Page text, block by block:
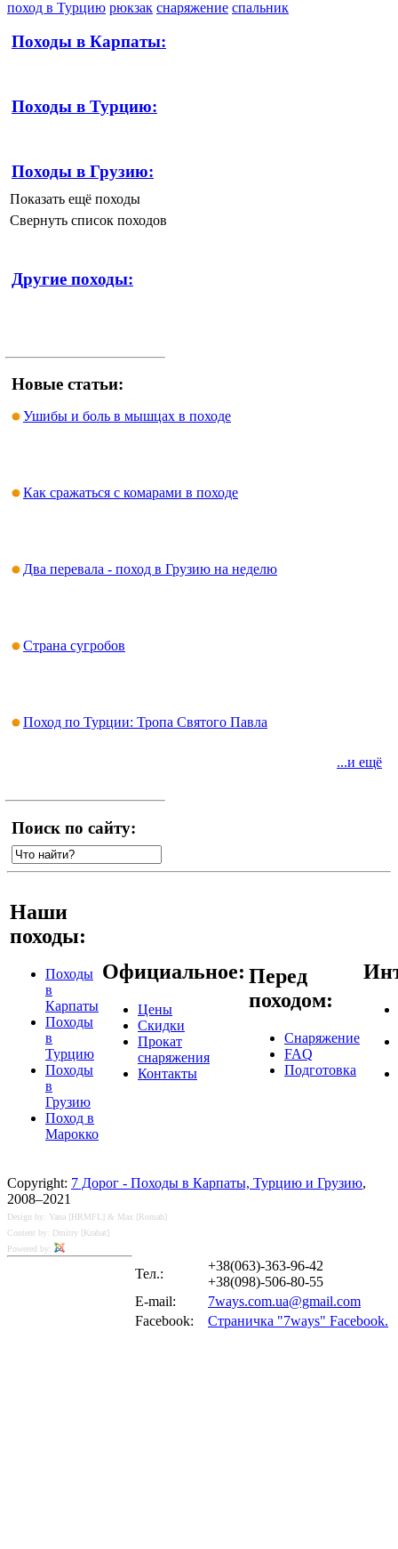
поход в Турцию рюкзак снаряжение спальник
Походы в Карпаты:
Походы в Турцию:
Походы в Грузию:
Показать ещё походы
Свернуть список походов
Другие походы:
Новые статьи:
Ушибы и боль в мышцах в походе
Как сражаться с комарами в походе
Два перевала - поход в Грузию на неделю
Страна сугробов
Поход по Турции: Тропа Святого Павла
...и ещё
Поиск по сайту:
Наши
походы:
Походы
в
Карпаты
Походы
в
Турцию
Походы
в
Грузию
Поход в
Марокко
Официальное:
Цены
Скидки
Прокат
снаряжения
Контакты
Перед
походом:
Снаряжение
FAQ
Подготовка
Copyright: 7 Дорог - Походы в Карпаты, Турцию и Грузию,
2008–2021
Design by: Yana [HRMFL] & Max [Romah]
Content by: Dmitry [Krabat]
Powered by:
Тел.:
+38(063)-363-96-42
+38(098)-506-80-55
E-mail:
7ways.com.ua@gmail.com
Facebook:
Страничка "7ways" Facebook.